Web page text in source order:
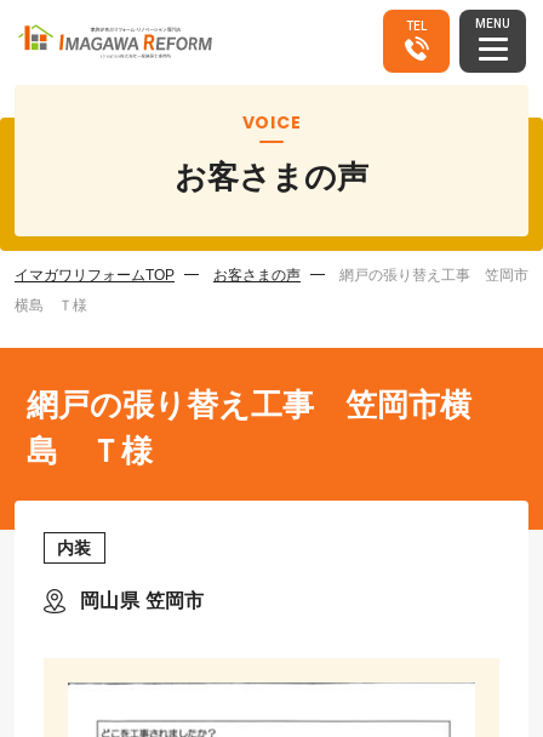
TEL MENU
VOICE
お客さまの声
イマガワリフォームTOP お客さまの声
網戸の張り替え工事 笠岡市
横島 Ｔ様
網戸の張り替え工事 笠岡市横
島 Ｔ様
内装
岡山県 笠岡市